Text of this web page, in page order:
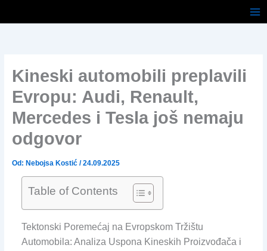
Kineski automobili preplavili
Evropu: Audi, Renault,
Mercedes i Tesla još nemaju
odgovor
Od: Nebojsa Kostić /24.09.2025
Table of Contents
Tektonski Poremećaj na Evropskom Tržištu
Automobila: Analiza Uspona Kineskih Proizvođača i